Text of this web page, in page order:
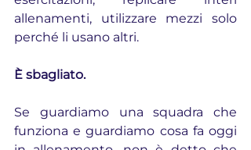
allenamenti, utilizzare mezzi solo
perché li usano altri.
È sbagliato.
Se guardiamo una squadra che
funziona e guardiamo cosa fa oggi